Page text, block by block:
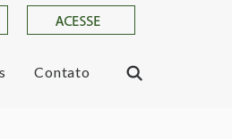
Contato